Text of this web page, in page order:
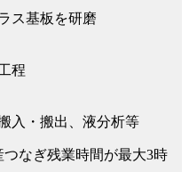
ス基板を研磨
程
入・搬出、液分析等
なぎ残業時間が最大3時